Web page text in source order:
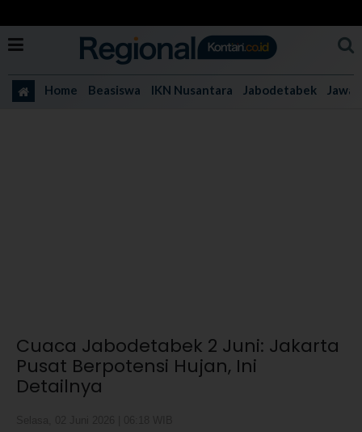
Home Beasiswa IKN Nusantara Jabodetabek Jawa
Cuaca Jabodetabek 2 Juni: Jakarta
Pusat Berpotensi Hujan, Ini
Detailnya